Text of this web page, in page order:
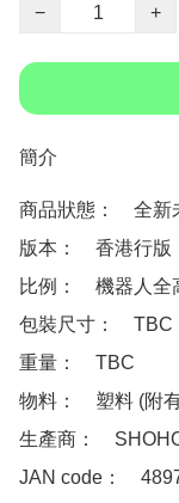
−
+
簡介
商品狀態：　全新
版本：　香港行版
比例：　機器人
包裝尺寸：　TBC
重量：　TBC
物料：　塑料 (附
生產商：　
JAN code：　